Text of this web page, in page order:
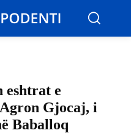
eshtrat e
Gjocaj, i
Baballoq